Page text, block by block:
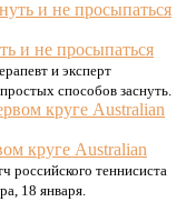
и не просыпаться
и эксперт
способов заснуть.
круге Australian
российского теннисиста
18 января.